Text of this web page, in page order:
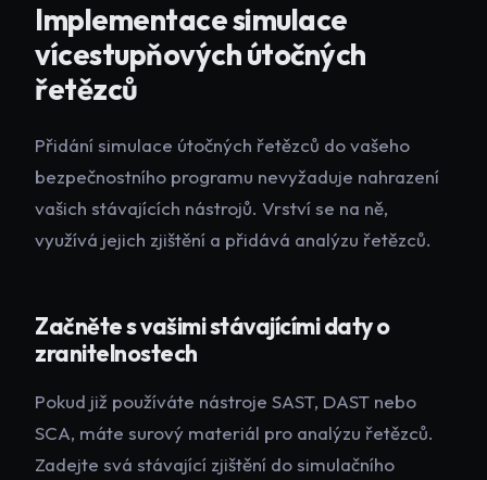
Implementace simulace
vícestupňových útočných
řetězců
Přidání simulace útočných řetězců do vašeho
bezpečnostního programu nevyžaduje nahrazení
vašich stávajících nástrojů. Vrství se na ně,
využívá jejich zjištění a přidává analýzu řetězců.
Začněte s vašimi stávajícími daty o
zranitelnostech
Pokud již používáte nástroje SAST, DAST nebo
SCA, máte surový materiál pro analýzu řetězců.
Zadejte svá stávající zjištění do simulačního